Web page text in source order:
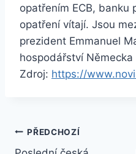
opatřením ECB, banku
opatření vítají. Jsou
prezident Emmanuel
hospodářství Německa
Zdroj: https://
Navigace
PŘEDCHOZÍ